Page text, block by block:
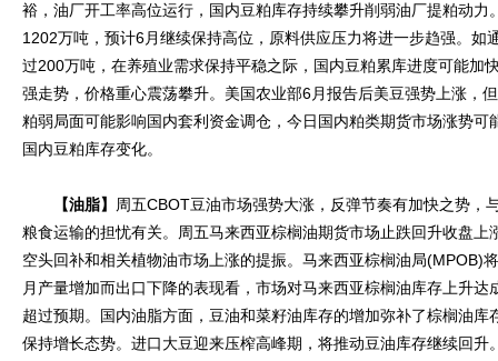
裕，油厂开工率高位运行，国内豆粕库存持续攀升削弱油厂提粕动力
1202万吨，预计6月继续保持高位，原料供应压力将进一步趋强。如
过200万吨，在养殖业需求保持平稳之际，国内豆粕累库进度可能加
强走势，价格重心震荡攀升。美国农业部6月报告后美豆强势上涨，
粕弱局面可能影响国内套利资金调仓，今日国内粕类期货市场涨势可
国内豆粕库存变化。
【油脂】
周五CBOT豆油市场强势大涨，反弹节奏有加快之势，
粮食运输的担忧有关。周五马来西亚棕榈油期货市场止跌回升收盘上
空头回补和相关植物油市场上涨的提振。马来西亚棕榈油局(MPOB)
月产量增加而出口下降的表现看，市场对马来西亚棕榈油库存上升
超过预期。国内油脂方面，豆油和菜籽油库存的增加弥补了棕榈油
保持增长态势。进口大豆迎来压榨高峰期，将推动豆油库存继续回升